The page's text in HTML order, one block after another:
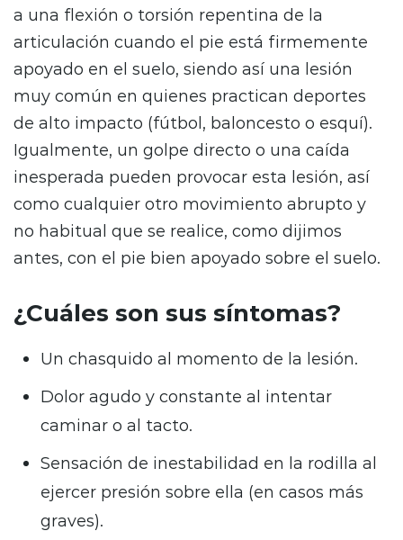
a una flexión o torsión repentina de la
articulación cuando el pie está firmemente
apoyado en el suelo, siendo así una lesión
muy común en quienes practican deportes
de alto impacto (fútbol, baloncesto o esquí).
Igualmente, un golpe directo o una caída
inesperada pueden provocar esta lesión, así
como cualquier otro movimiento abrupto y
no habitual que se realice, como dijimos
antes, con el pie bien apoyado sobre el suelo.
¿Cuáles son sus síntomas?
Un chasquido al momento de la lesión.
Dolor agudo y constante al intentar
caminar o al tacto.
Sensación de inestabilidad en la rodilla al
ejercer presión sobre ella (en casos más
graves).